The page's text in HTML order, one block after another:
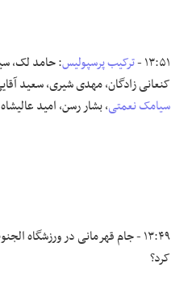
۱۳:۵۱ - ترکیب پرسپولیس:حامد لک،
کنعانی زادگان، مهدی شیری، سعید
سیامک نعمتی، بشار رسن، امید
۱۳:۴۹ - جام قهرمانی در
کرد؟